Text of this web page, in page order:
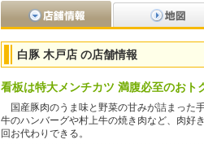
白豚 木戸店 の店舗情報
看板は特大メンチカツ 満腹必至のおト
国産豚肉のうま味と野菜の甘みが詰まった
牛のハンバーグや村上牛の焼き肉など、肉好
回お代わりできる。